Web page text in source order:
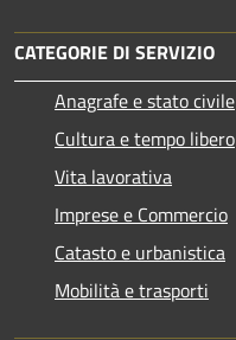
CATEGORIE DI SERVIZIO
Anagrafe e stato civile
Cultura e tempo libero
Vita lavorativa
Imprese e Commercio
Catasto e urbanistica
Mobilità e trasporti